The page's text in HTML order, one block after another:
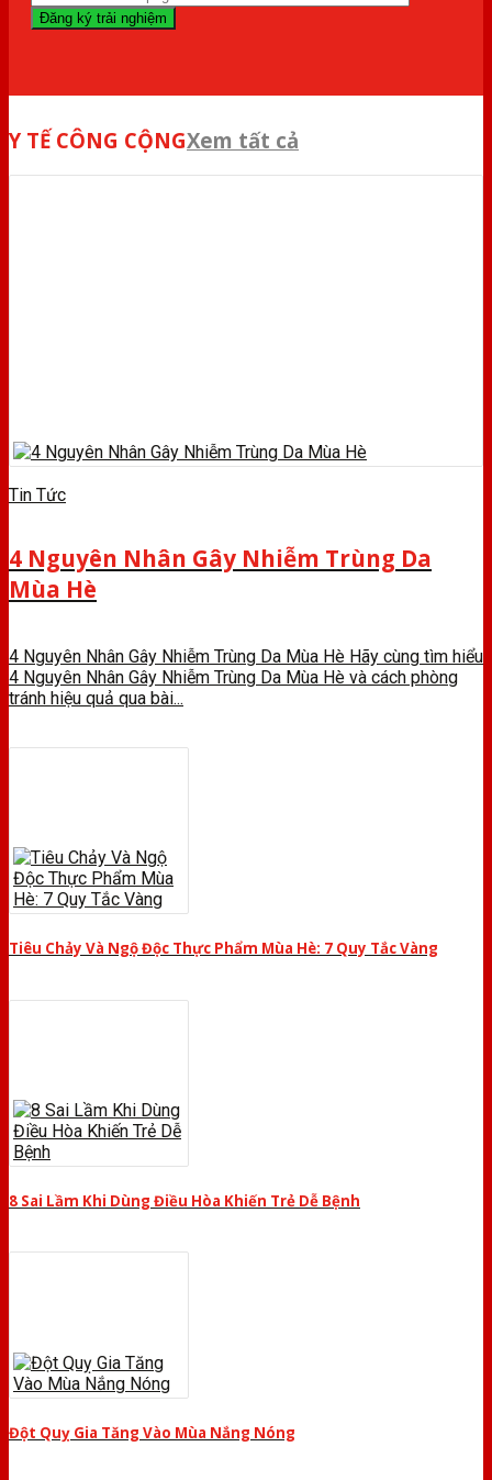
Y TẾ CÔNG CỘNGXem tất cả
Tin Tức
4 Nguyên Nhân Gây Nhiễm Trùng Da
Mùa Hè
4 Nguyên Nhân Gây Nhiễm Trùng Da Mùa Hè Hãy cùng tìm hiểu
4 Nguyên Nhân Gây Nhiễm Trùng Da Mùa Hè và cách phòng
tránh hiệu quả qua bài...
Tiêu Chảy Và Ngộ Độc Thực Phẩm Mùa Hè: 7 Quy Tắc Vàng
8 Sai Lầm Khi Dùng Điều Hòa Khiến Trẻ Dễ Bệnh
Đột Quỵ Gia Tăng Vào Mùa Nắng Nóng